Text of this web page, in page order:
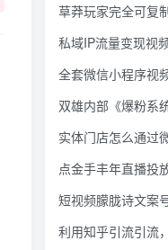
全套微信小程序视